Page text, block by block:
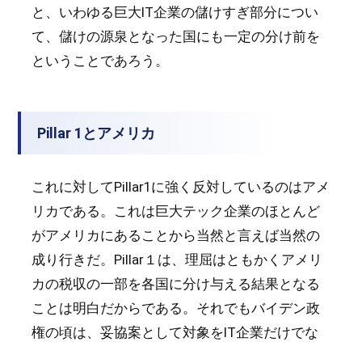
と、いわゆる巨大IT企業の儲けすぎ部分につい
て、儲けの源泉となった国にも一定の分け前を
ということであろう。
Pillar 1とアメリカ
これに対してPillar1に強く反対しているのはアメ
リカである。これは巨大テック企業のほとんど
がアメリカにあることから当然と言えば当然の
成り行きだ。Pillar１は、理屈はともかくアメリ
カの税収の一部を各国に分け与える結果となる
ことは明白だからである。それでもバイデン政
権の頃は、妥協案として対象をIT企業だけでな